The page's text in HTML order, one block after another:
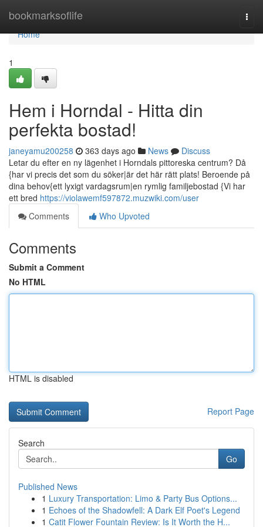
bookmarksoflife
Home
Home
1
Hem i Horndal - Hitta din
perfekta bostad!
janeyamu200258 363 days ago News
Discuss
Letar du efter en ny lägenhet i Horndals pittoreska centrum? Då
{har vi precis det som du söker|är det här rätt plats! Beroende på
dina behov{ett lyxigt vardagsrum|en rymlig familjebostad {Vi har
ett bred https://violawemf597872.muzwiki.com/user
Comments
Who Upvoted
Comments
Submit a Comment
No HTML
HTML is disabled
Report Page
Search
Go
Published News
1 Luxury Transportation: Limo & Party Bus Options...
1 Echoes of the Shadowfell: A Dark Elf Poet's Legend
1 Catit Flower Fountain Review: Is It Worth the H...